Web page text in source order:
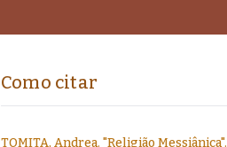
Como citar
TOMITA, Andrea. "Religião Messiânica".